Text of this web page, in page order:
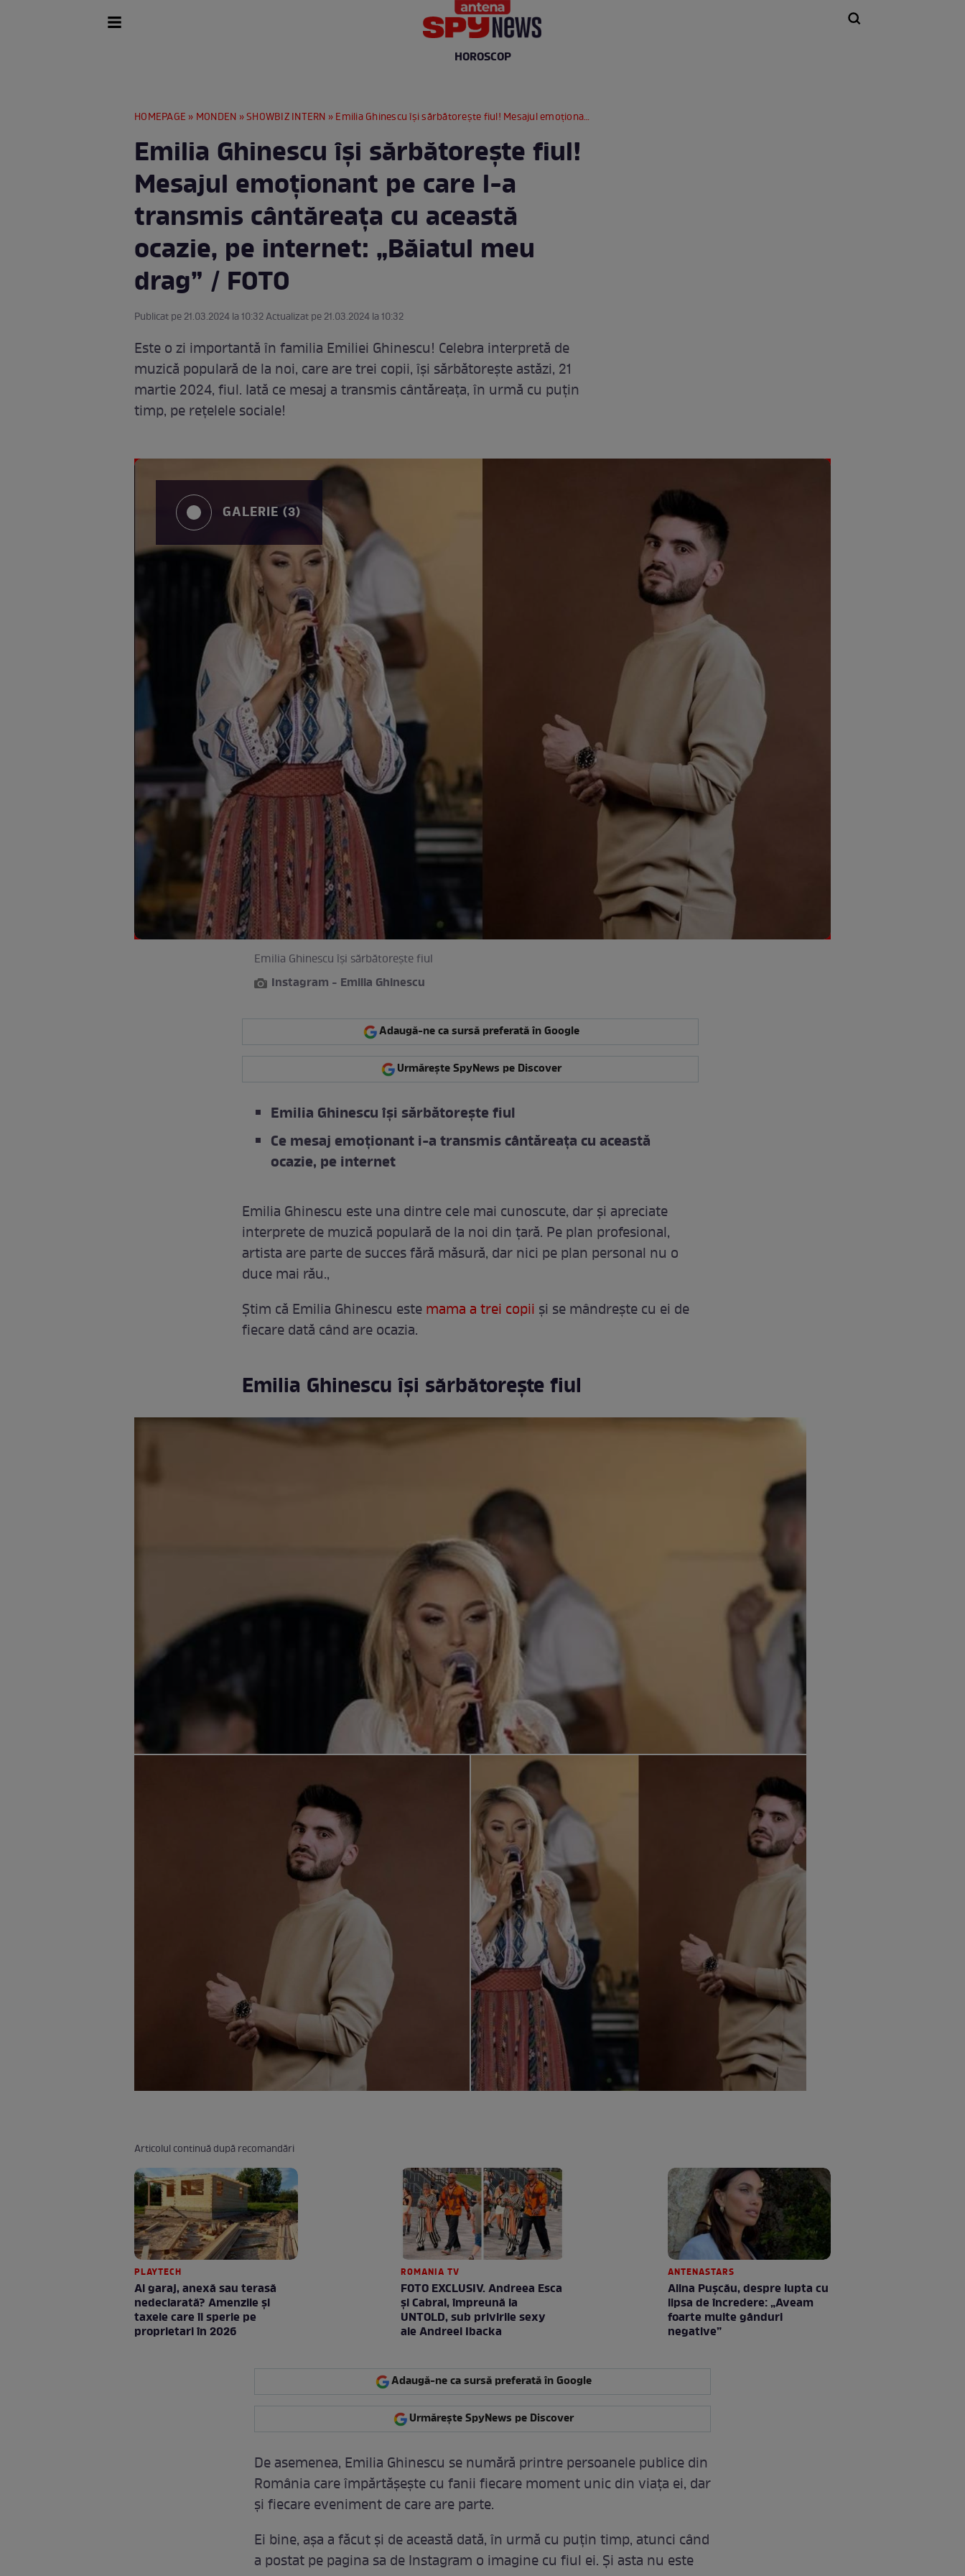
HOROSCOP
HOMEPAGE » MONDEN »SHOWBIZ INTERN » Emilia Ghinescu își sărbătorește fiul! Mesajul emoționant pe care l-a transmis cântăreața cu această ocazie, pe internet: „Băiatul meu drag” / FOTO
Emilia Ghinescu își sărbătorește fiul!
Mesajul emoționant pe care l-a
transmis cântăreața cu această
ocazie, pe internet: „Băiatul meu
drag” / FOTO
Publicat pe 21.03.2024 la 10:32 Actualizat pe 21.03.2024 la 10:32
Este o zi importantă în familia Emiliei Ghinescu! Celebra interpretă de
muzică populară de la noi, care are trei copii, își sărbătorește astăzi, 21
martie 2024, fiul. Iată ce mesaj a transmis cântăreața, în urmă cu puțin
timp, pe rețelele sociale!
GALERIE (3)
Emilia Ghinescu își sărbătorește fiul
Instagram - Emilia Ghinescu
Adaugă-ne ca sursă preferată în Google
Urmărește SpyNews pe Discover
Emilia Ghinescu își sărbătorește fiul
Ce mesaj emoționant i-a transmis cântăreața cu această
ocazie, pe internet
Emilia Ghinescu este una dintre cele mai cunoscute, dar și apreciate
interprete de muzică populară de la noi din țară. Pe plan profesional,
artista are parte de succes fără măsură, dar nici pe plan personal nu o
duce mai rău.,
Știm că Emilia Ghinescu estemama a trei copii și se mândrește cu ei de
fiecare dată când are ocazia.
Emilia Ghinescu își sărbătorește fiul
Articolul continuă după recomandări
PLAYTECH
Ai garaj, anexă sau terasă
nedeclarată? Amenzile și
taxele care îi sperie pe
proprietari în 2026
ROMANIA TV
FOTO EXCLUSIV. Andreea Esca
şi Cabral, împreună la
UNTOLD, sub privirile sexy
ale Andreei Ibacka
ANTENASTARS
Alina Pușcău, despre lupta cu
lipsa de încredere: „Aveam
foarte multe gânduri
negative”
Adaugă-ne ca sursă preferată în Google
Urmărește SpyNews pe Discover
De asemenea, Emilia Ghinescu se numără printre persoanele publice din
România care împărtășește cu fanii fiecare moment unic din viața ei, dar
și fiecare eveniment de care are parte.
Ei bine, așa a făcut și de această dată, în urmă cu puțin timp, atunci când
a postat pe pagina sa de Instagram o imagine cu fiul ei. Și asta nu este